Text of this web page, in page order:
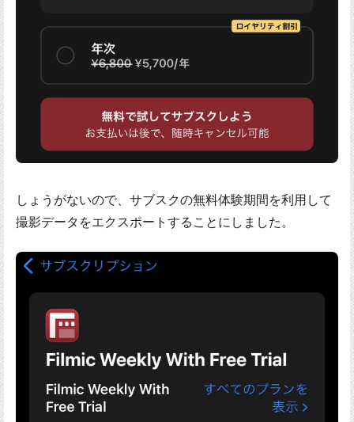
しょうがないので、サブスクの無料体験期間を利用して
撮影データをエクスポートすることにしました。